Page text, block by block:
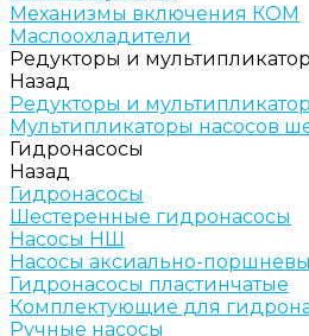
Механизмы включения КОМ
Маслоохладители
Редукторы и
Назад
Редукторы и
Мультипликаторы насосов
Гидронасосы
Назад
Гидронасосы
Шестеренные гидронасосы
Насосы НШ
Насосы аксиально-
Гидронасосы пластинчатые
Комплектующие для
Ручные насосы